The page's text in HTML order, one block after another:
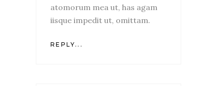
atomorum mea ut, has agam
iisque impedit ut, omittam.
REPLY...